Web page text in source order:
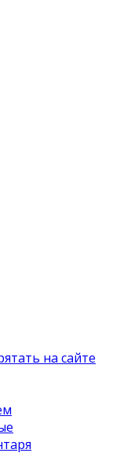
на сайте